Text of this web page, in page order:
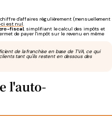
d'affaires régulièrement (mensuellement
ci est nul.
fiscal, simplifiant le calcul des impôts et
de payer l'impôt sur le revenu en même
de la franchise en base de TVA, ce qui
tant qu'ils restent en dessous des
l'auto-